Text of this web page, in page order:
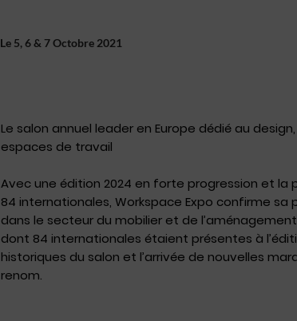
Le 5, 6 & 7 Octobre 2021
Le salon annuel leader en Europe dédié au
espaces de travail
Avec une édition 2024 en forte progression et
84 internationales, Workspace Expo confirme
dans le secteur du mobilier et de
dont 84 internationales étaient présentes à
historiques du salon et l’arrivée de nouvelles
renom.